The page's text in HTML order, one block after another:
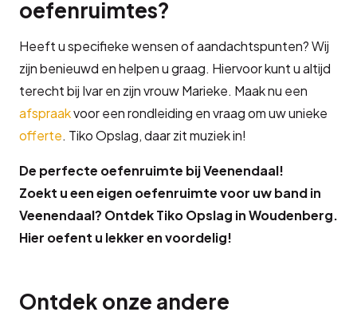
oefenruimtes?
Heeft u specifieke wensen of aandachtspunten? Wij
zijn benieuwd en helpen u graag. Hiervoor kunt u altijd
terecht bij Ivar en zijn vrouw Marieke. Maak nu een
afspraakvoor een rondleiding en vraag om uw unieke
offerte. Tiko Opslag, daar zit muziek in!
De perfecte oefenruimte bij Veenendaal!
Zoekt u een eigen oefenruimte voor uw band in
Veenendaal? Ontdek Tiko Opslag in Woudenberg.
Hier oefent u lekker en voordelig!
Ontdek onze andere